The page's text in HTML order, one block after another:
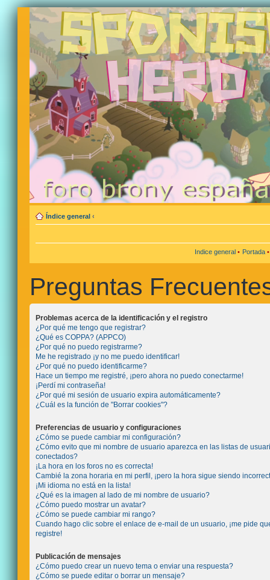
Índice general ‹
Indice general • Portada
Preguntas
Problemas acerca de la identificación y el registro
¿Por qué me tengo que registrar?
¿Qué es COPPA? (APPCO)
¿Por qué no puedo registrarme?
Me he registrado ¡y no me puedo identificar!
¿Por qué no puedo identificarme?
Hace un tiempo me registré, ¡pero ahora no puedo conectarme!
¡Perdí mi contraseña!
¿Por qué mi sesión de usuario expira automáticamente?
¿Cuál es la función de "Borrar cookies"?
Preferencias de usuario y configuraciones
¿Cómo se puede cambiar mi configuración?
¿Cómo evito que mi nombre de usuario aparezca en las listas de
conectados?
¡La hora en los foros no es correcta!
Cambié la zona horaria en mi perfil, ¡pero la hora sigue siendo
¡Mi idioma no está en la lista!
¿Qué es la imagen al lado de mi nombre de usuario?
¿Cómo puedo mostrar un avatar?
¿Cómo se puede cambiar mi rango?
Cuando hago clic sobre el enlace de e-mail de un usuario, ¡me pide
registre!
Publicación de mensajes
¿Cómo puedo crear un nuevo tema o enviar una respuesta?
¿Cómo se puede editar o borrar un mensaje?